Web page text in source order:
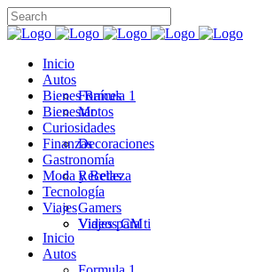
Inicio
Autos
Formula 1
Motos
Bienes Raíces
Bienestar
Curiosidades
Decoraciones
Finanzas
Gastronomía
Recetas
Moda y Belleza
Tecnología
Gamers
Videos CM
Viajes
Viajes para ti
Inicio
Autos